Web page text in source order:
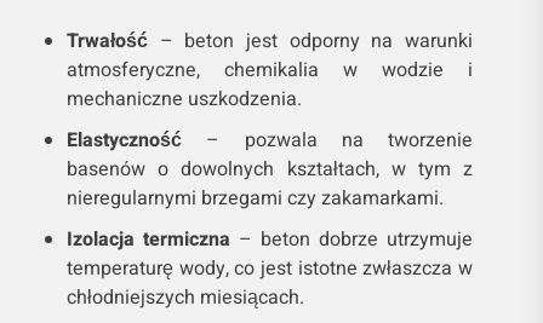
Trwałość – beton jest odporny na warunki
atmosferyczne, chemikalia w wodzie i
mechaniczne uszkodzenia.
Elastyczność – pozwala na tworzenie
basenów o dowolnych kształtach, w tym z
nieregularnymi brzegami czy zakamarkami.
Izolacja termiczna – beton dobrze utrzymuje
temperaturę wody, co jest istotne zwłaszcza w
chłodniejszych miesiącach.